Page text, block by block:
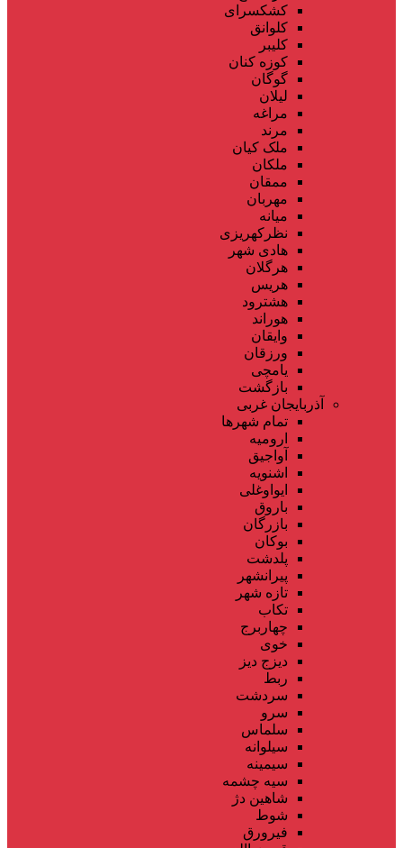
کشکسرای
کلوانق
کلیبر
کوزه کنان
گوگان
لیلان
مراغه
مرند
ملک کیان
ملکان
ممقان
مهربان
میانه
نظرکهریزی
هادی شهر
هرگلان
هریس
هشترود
هوراند
وایقان
ورزقان
یامچی
بازگشت
آذربایجان غربی
تمام شهر‌ها
ارومیه
آواجیق
اشنویه
ایواوغلی
باروق
بازرگان
بوکان
پلدشت
پیرانشهر
تازه شهر
تکاب
چهاربرج
خوی
دیزج دیز
ربط
سردشت
سرو
سلماس
سیلوانه
سیمینه
سیه چشمه
شاهین دژ
شوط
فیرورق